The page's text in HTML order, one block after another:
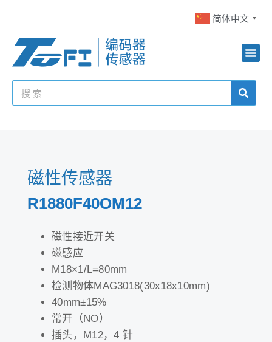
简体中文 ▼
磁性传感器
R1880F40OM12
磁性接近开关
磁感应
M18×1/L=80mm
检测物体MAG3018(30x18x10mm)
40mm±15%
常开（NO）
插头，M12，4 针